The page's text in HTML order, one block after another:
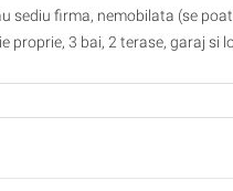
sediu firma, nemobilata (se
proprie, 3 bai, 2 terase, garaj si